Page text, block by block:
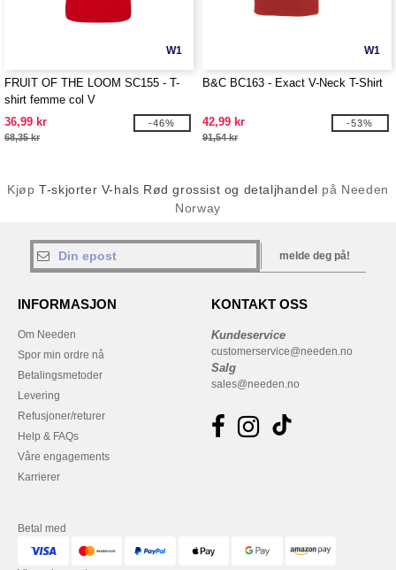
W1
FRUIT OF THE LOOM SC155 - T-
shirt femme col V
36,99 kr
68,35 kr
-46%
W1
B&C BC163 - Exact V-Neck T-Shirt
42,99 kr
91,54 kr
-53%
KjøpT-skjorter V-hals Rød grossist og detaljhandel på Needen
Norway
melde deg på!
INFORMASJON
Om Needen
Spor min ordre nå
Betalingsmetoder
Levering
Refusjoner/returer
Help & FAQs
Våre engagements
Karrierer
KONTAKT OSS
Kundeservice
customerservice@needen.no
Salg
sales@needen.no
Betal med